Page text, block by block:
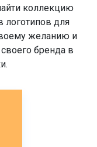
коллекцию
для
желанию и
бренда в